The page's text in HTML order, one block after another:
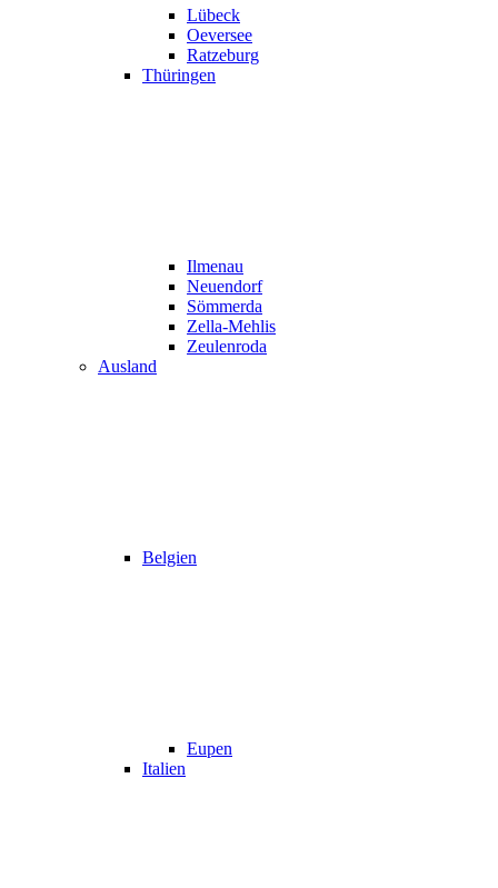
Lübeck
Oeversee
Ratzeburg
Thüringen
Ilmenau
Neuendorf
Sömmerda
Zella-Mehlis
Zeulenroda
Ausland
Belgien
Eupen
Italien